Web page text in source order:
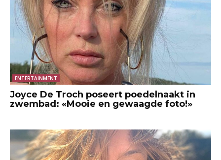
ENTERTAINMENT
Joyce De Troch poseert poedelnaakt in
zwembad: «Mooie en gewaagde foto!»